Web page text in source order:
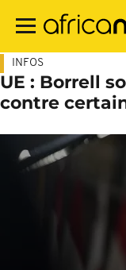
contenu
INFOS
UE : Borrell
contre